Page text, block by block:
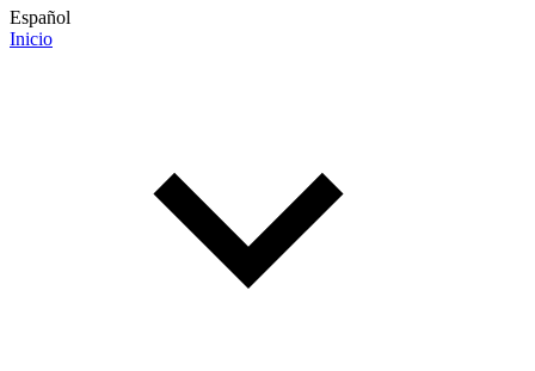
Español
Inicio